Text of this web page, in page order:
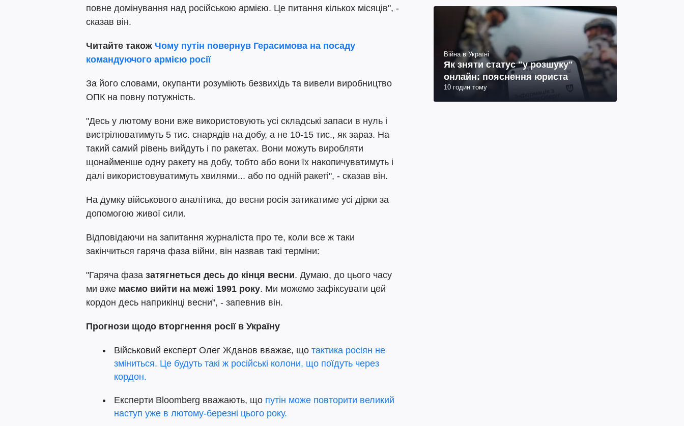
повне домінування над російською армією. Це питання кількох місяців", -
сказав він.
Читайте також Чому путін повернув Герасимова на посаду
командуючого армією росії
За його словами, окупанти розуміють безвихідь та вивели виробництво
ОПК на повну потужність.
"Десь у лютому вони вже використовують усі складські запаси в нуль і
вистрілюватимуть 5 тис. снарядів на добу, а не 10-15 тис., як зараз. На
такий самий рівень вийдуть і по ракетах. Вони можуть виробляти
щонайменше одну ракету на добу, тобто або вони їх накопичуватимуть і
далі використовуватимуть хвилями... або по одній ракеті", - сказав він.
На думку військового аналітика, до весни росія затикатиме усі дірки за
допомогою живої сили.
Відповідаючи на запитання журналіста про те, коли все ж таки
закінчиться гаряча фаза війни, він назвав такі терміни:
"Гаряча фаза затягнеться десь до кінця весни. Думаю, до цього часу
ми вже маємо вийти на межі 1991 року. Ми можемо зафіксувати цей
кордон десь наприкінці весни", - запевнив він.
Прогнози щодо вторгнення росії в Україну
Військовий експерт Олег Жданов вважає, що тактика росіян не
зміниться. Це будуть такі ж російські колони, що поїдуть через
кордон.
Експерти Bloomberg вважають, що путін може повторити великий
наступ уже в лютому-березні цього року.
Війна в Україні
Як зняти статус "у розшуку"
онлайн: пояснення юриста
10 годин тому